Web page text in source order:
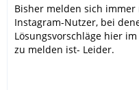
Bisher melden sich
Instagram-Nutzer, bei
Lösungsvorschläge hier
zu melden ist- Leider.